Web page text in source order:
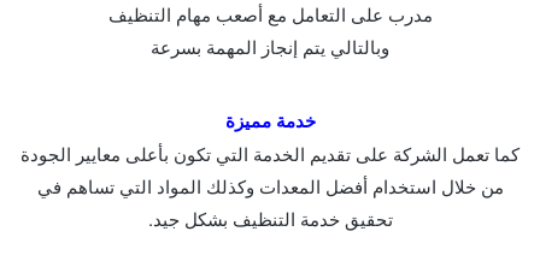
مدرب على التعامل مع أصعب مهام التنظيف
وبالتالي يتم إنجاز المهمة بسرعة
خدمة مميزة
كما تعمل الشركة على تقديم الخدمة التي تكون بأعلى معايير الجودة
من خلال استخدام أفضل المعدات وكذلك المواد التي تساهم في
تحقيق خدمة التنظيف بشكل جيد.